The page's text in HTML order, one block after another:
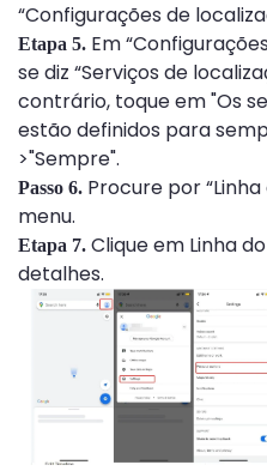
“Configurações de
Etapa 5. Em
se diz “Serviços de
contrário, toque em "Os
estão definidos para
>"Sempre".
Passo 6. Procure por
menu.
Etapa 7. Clique em Linha
detalhes.